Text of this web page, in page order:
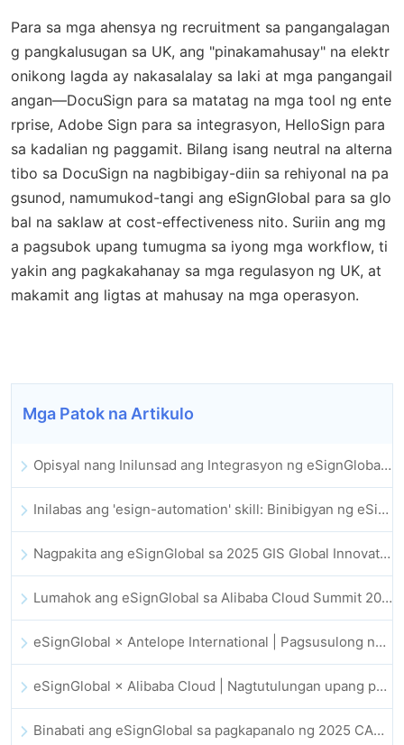
Para sa mga ahensya ng recruitment sa pangangalagan
g pangkalusugan sa UK, ang "pinakamahusay" na elektr
onikong lagda ay nakasalalay sa laki at mga pangangail
angan—DocuSign para sa matatag na mga tool ng ente
rprise, Adobe Sign para sa integrasyon, HelloSign para
sa kadalian ng paggamit. Bilang isang neutral na alterna
tibo sa DocuSign na nagbibigay-diin sa rehiyonal na pa
gsunod, namumukod-tangi ang eSignGlobal para sa glo
bal na saklaw at cost-effectiveness nito. Suriin ang mg
a pagsubok upang tumugma sa iyong mga workflow, ti
yakin ang pagkakahanay sa mga regulasyon ng UK, at
makamit ang ligtas at mahusay na mga operasyon.
Mga Patok na Artikulo
Opisyal nang Inilunsad ang Integrasyon ng eSignGlobal sa Lark Multi-dimensional Table: Buong Awtomatiko ang Pagpirma at Pag-archive ng Elektronikong Kontrata
Inilabas ang 'esign-automation' skill: Binibigyan ng eSignGlobal ang OpenClaw ng mga awtomatikong e-signature
Nagpakita ang eSignGlobal sa 2025 GIS Global Innovation Exhibition
Lumahok ang eSignGlobal sa Alibaba Cloud Summit 2025 Hong Kong, na nagsusulong ng AI-driven na cloud innovation at digital trust
eSignGlobal × Antelope International | Pagsusulong ng ligtas at AI-driven na digital workflows
eSignGlobal × Alibaba Cloud | Nagtutulungan upang palakasin ang pandaigdigang digital trust para sa fintech
Binabati ang eSignGlobal sa pagkapanalo ng 2025 CAHK STAR Award